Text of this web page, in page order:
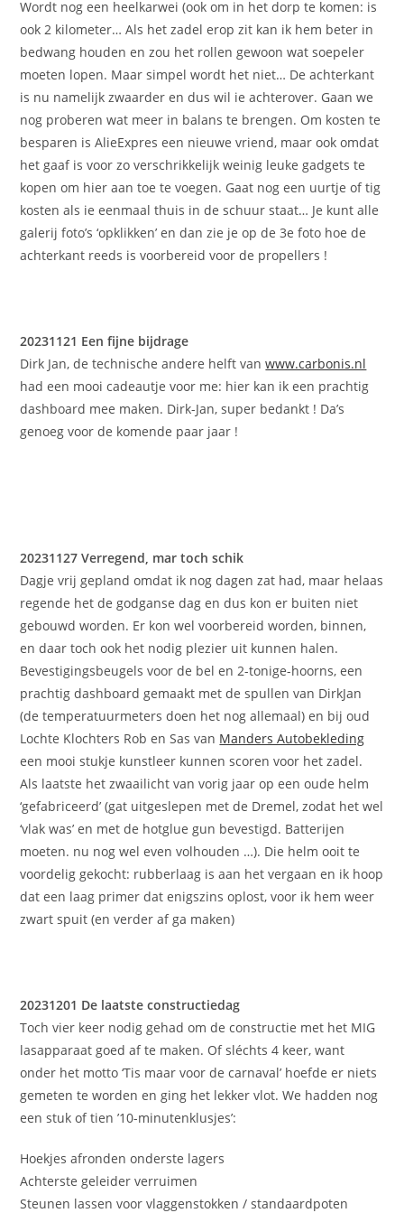
Wordt nog een heelkarwei (ook om in het dorp te komen: is
ook 2 kilometer… Als het zadel erop zit kan ik hem beter in
bedwang houden en zou het rollen gewoon wat soepeler
moeten lopen. Maar simpel wordt het niet… De achterkant
is nu namelijk zwaarder en dus wil ie achterover. Gaan we
nog proberen wat meer in balans te brengen. Om kosten te
besparen is AlieExpres een nieuwe vriend, maar ook omdat
het gaaf is voor zo verschrikkelijk weinig leuke gadgets te
kopen om hier aan toe te voegen. Gaat nog een uurtje of tig
kosten als ie eenmaal thuis in de schuur staat… Je kunt alle
galerij foto’s ‘opklikken’ en dan zie je op de 3e foto hoe de
achterkant reeds is voorbereid voor de propellers !
20231121 Een fijne bijdrage
Dirk Jan, de technische andere helft vanwww.carbonis.nl
had een mooi cadeautje voor me: hier kan ik een prachtig
dashboard mee maken. Dirk-Jan, super bedankt ! Da’s
genoeg voor de komende paar jaar !
20231127 Verregend, mar toch schik
Dagje vrij gepland omdat ik nog dagen zat had, maar helaas
regende het de godganse dag en dus kon er buiten niet
gebouwd worden. Er kon wel voorbereid worden, binnen,
en daar toch ook het nodig plezier uit kunnen halen.
Bevestigingsbeugels voor de bel en 2-tonige-hoorns, een
prachtig dashboard gemaakt met de spullen van DirkJan
(de temperatuurmeters doen het nog allemaal) en bij oud
Lochte Klochters Rob en Sas van Manders Autobekleding
een mooi stukje kunstleer kunnen scoren voor het zadel.
Als laatste het zwaailicht van vorig jaar op een oude helm
‘gefabriceerd’ (gat uitgeslepen met de Dremel, zodat het wel
‘vlak was’ en met de hotglue gun bevestigd. Batterijen
moeten. nu nog wel even volhouden …). Die helm ooit te
voordelig gekocht: rubberlaag is aan het vergaan en ik hoop
dat een laag primer dat enigszins oplost, voor ik hem weer
zwart spuit (en verder af ga maken)
20231201 De laatste constructiedag
Toch vier keer nodig gehad om de constructie met het MIG
lasapparaat goed af te maken. Of sléchts 4 keer, want
onder het motto ‘Tis maar voor de carnaval’ hoefde er niets
gemeten te worden en ging het lekker vlot. We hadden nog
een stuk of tien ’10-minutenklusjes’:
Hoekjes afronden onderste lagers
Achterste geleider verruimen
Steunen lassen voor vlaggenstokken / standaardpoten